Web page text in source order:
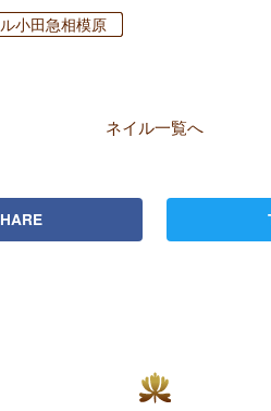
小田急相模原
ネイル一覧へ